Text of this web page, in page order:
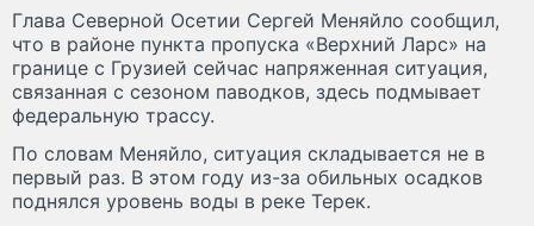
Глава Северной Осетии Сергей Меняйло сообщил,
что в районе пункта пропуска «Верхний Ларс» на
границе с Грузией сейчас напряженная ситуация,
связанная с сезоном паводков, здесь подмывает
федеральную трассу.
По словам Меняйло, ситуация складывается не в
первый раз. В этом году из-за обильных осадков
поднялся уровень воды в реке Терек.